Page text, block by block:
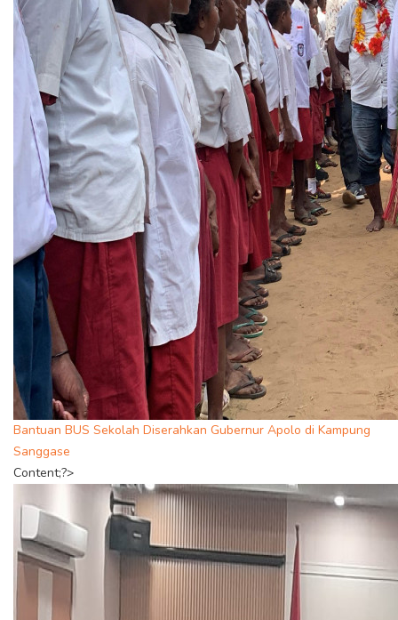
Bantuan BUS Sekolah Diserahkan Gubernur Apolo di Kampung
Sanggase
Content;?>